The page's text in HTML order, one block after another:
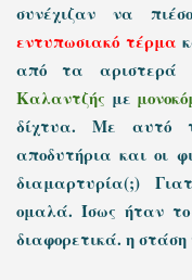
συνέχιζαν να
εντυπωσιακό τέρμα
από τα αριστερά
Καλαντζής με
δίχτυα. Με αυτό
αποδυτήρια και οι
διαμαρτυρία(;)
ομαλά. Ίσως ήταν το
διαφορετικά. η στάση